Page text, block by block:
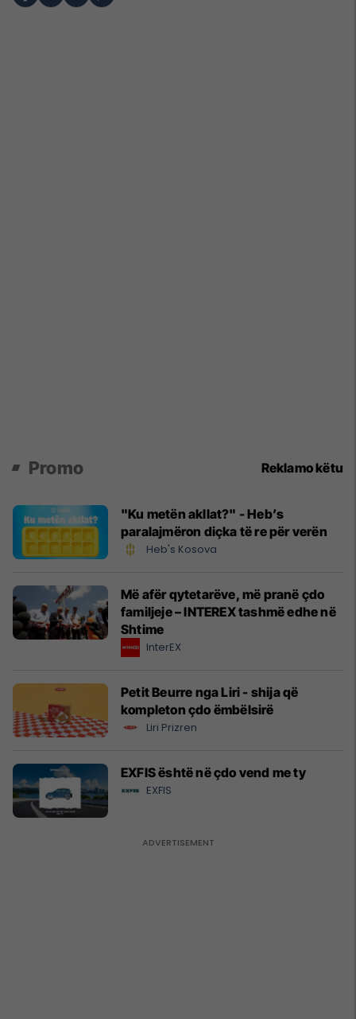
Promo Reklamo këtu
"Ku metën akllat?" - Heb’s
paralajmëron diçka të re për verën
Heb's Kosova
Më afër qytetarëve, më pranë çdo
familjeje – INTEREX tashmë edhe në
Shtime
InterEX
Petit Beurre nga Liri - shija që
kompleton çdo ëmbëlsirë
Liri Prizren
EXFIS është në çdo vend me ty
EXFIS